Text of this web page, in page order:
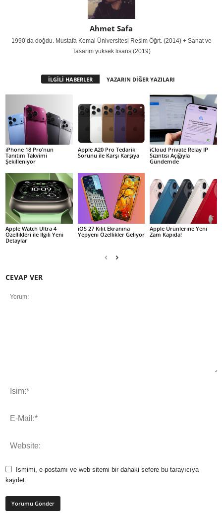
Ahmet Safa
1990’da doğdu. Mustafa Kemal Üniversitesi Resim Öğrt. (2014) + Sanat ve
Tasarım yüksek lisans (2019)
İLGİLİ HABERLER YAZARIN DİĞER YAZILARI
iPhone 18 Pro’nun
Tanıtım Takvimi
Şekilleniyor
Apple A20 Pro Tedarik
Sorunu ile Karşı Karşıya
iCloud Private Relay IP
Sızıntısı Açığıyla
Gündemde
Apple Watch Ultra 4
Özellikleri ile İlgili Yeni
Detaylar
iOS 27 Kilit Ekranına
Yepyeni Özellikler Geliyor
Apple Ürünlerine Yeni
Zam Kapıda!
CEVAP VER
Ismimi, e-postamı ve web sitemi bir dahaki sefere bu tarayıcıya
kaydet.